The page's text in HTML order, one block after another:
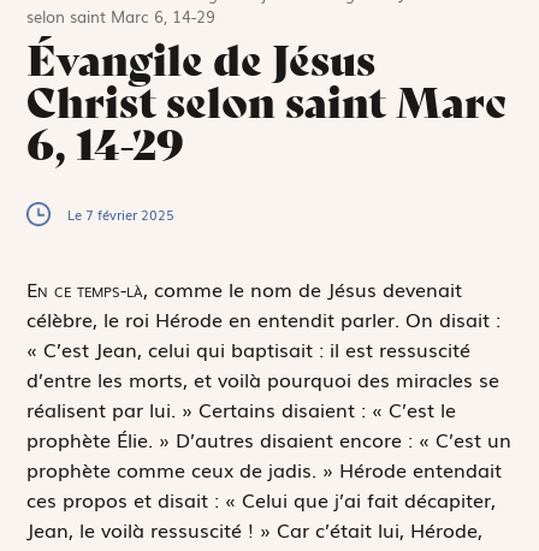
selon saint Marc 6, 14-29
Évangile de Jésus
Christ selon saint Marc
6, 14-29
Le 7 février 2025
En ce temps-là, comme le nom de Jésus devenait
célèbre, le roi Hérode en entendit parler. On disait :
« C’est Jean, celui qui baptisait : il est ressuscité
d’entre les morts, et voilà pourquoi des miracles se
réalisent par lui. » Certains disaient : « C’est le
prophète Élie. » D’autres disaient encore : « C’est un
prophète comme ceux de jadis. » Hérode entendait
ces propos et disait : « Celui que j’ai fait décapiter,
Jean, le voilà ressuscité ! » Car c’était lui, Hérode,